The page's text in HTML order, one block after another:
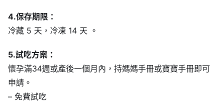
4.保存期限：
冷藏 5 天，冷凍 14 天 。
5.試吃方案：
懷孕滿34週或產後一個月內，持媽媽手冊或寶寶手冊即可
申請。
– 免費試吃